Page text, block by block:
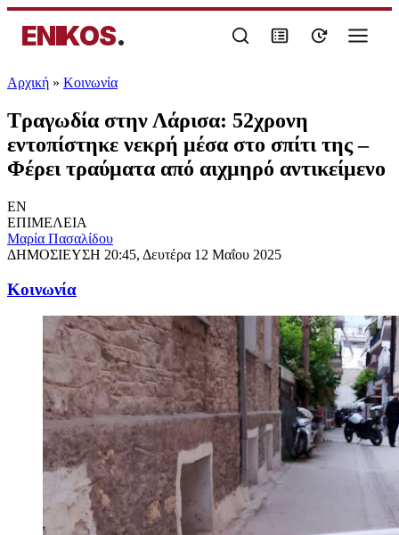
ENIKOS.
Αρχική » Κοινωνία
Τραγωδία στην Λάρισα: 52χρονη
εντοπίστηκε νεκρή μέσα στο σπίτι της –
Φέρει τραύματα από αιχμηρό αντικείμενο
EN
ΕΠΙΜΕΛΕΙΑ
Μαρία Πασαλίδου
ΔΗΜΟΣΙΕΥΣΗ 20:45, Δευτέρα 12 Μαΐου 2025
Κοινωνία